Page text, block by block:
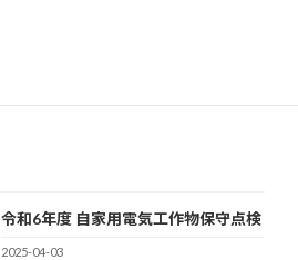
令和6年度 自家用電気工作物保守点検
2025-04-03